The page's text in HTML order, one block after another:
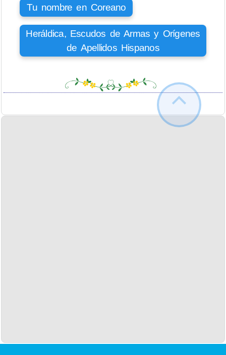
Tu nombre en Coreano
Heráldica, Escudos de Armas y Orígenes
de Apellidos Hispanos